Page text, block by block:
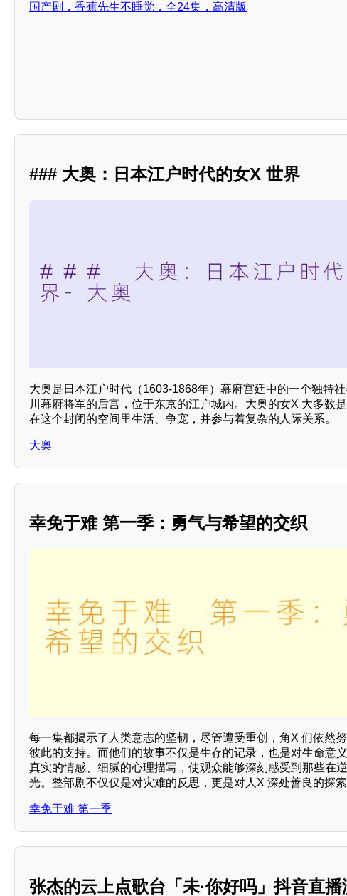
国产剧，香蕉先生不睡觉，全24集，高清版
### 大奥：日本江户时代的女X 世界
大奥是日本江户时代（1603-1868年）幕府宫廷中的一个独特
川幕府将军的后宫，位于东京的江户城内。大奥的女X 大多数
在这个封闭的空间里生活、争宠，并参与着复杂的人际关系。
大奥
幸免于难 第一季：勇气与希望的交织
每一集都揭示了人类意志的坚韧，尽管遭受重创，角X 们依然
彼此的支持。而他们的故事不仅是生存的记录，也是对生命意
真实的情感、细腻的心理描写，使观众能够深刻感受到那些在
光。整部剧不仅仅是对灾难的反思，更是对人X 深处善良的探索
幸免于难 第一季
张杰的云上点歌台「未·你好吗」抖音直